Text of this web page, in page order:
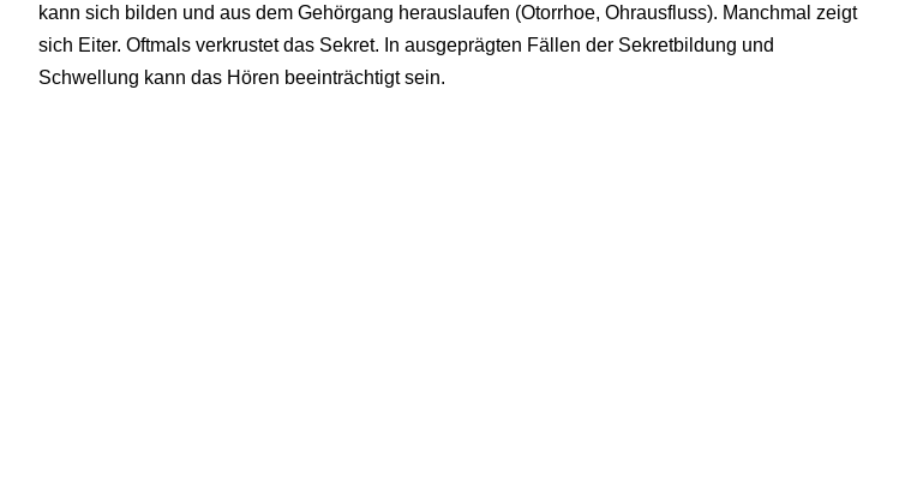
kann sich bilden und aus dem Gehörgang herauslaufen (Otorrhoe, Ohrausfluss). Manchmal zeigt
sich Eiter. Oftmals verkrustet das Sekret. In ausgeprägten Fällen der Sekretbildung und
Schwellung kann das Hören beeinträchtigt sein.